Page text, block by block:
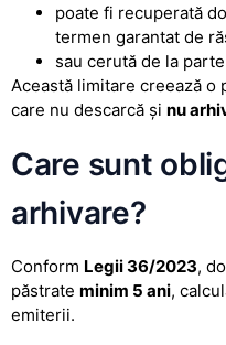
poate fi recuperată
termen garantat de
sau cerută de la
Această limitare creează
care nu descarcă și nu
Care sunt
arhivare?
Conform Legii 36/2023,
păstrate minim 5 ani,
emiterii.